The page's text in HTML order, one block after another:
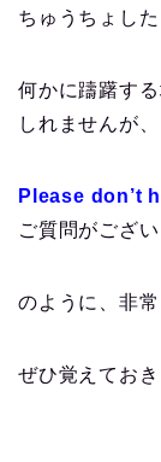
ちゅうちょし
何かに躊躇す
しれませんが
Please don’t
ご質問がござ
のように、非
ぜひ覚えておき